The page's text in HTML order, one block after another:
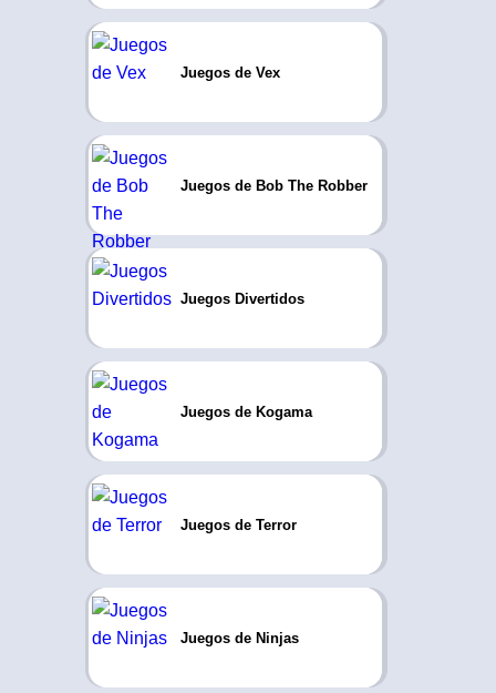
Juegos de Vex
Juegos de Bob The Robber
Juegos Divertidos
Juegos de Kogama
Juegos de Terror
Juegos de Ninjas